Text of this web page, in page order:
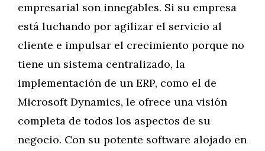
empresarial son innegables. Si su empresa
está luchando por agilizar el servicio al
cliente e impulsar el crecimiento porque no
tiene un sistema centralizado, la
implementación de un ERP, como el de
Microsoft Dynamics, le ofrece una visión
completa de todos los aspectos de su
negocio. Con su potente software alojado en